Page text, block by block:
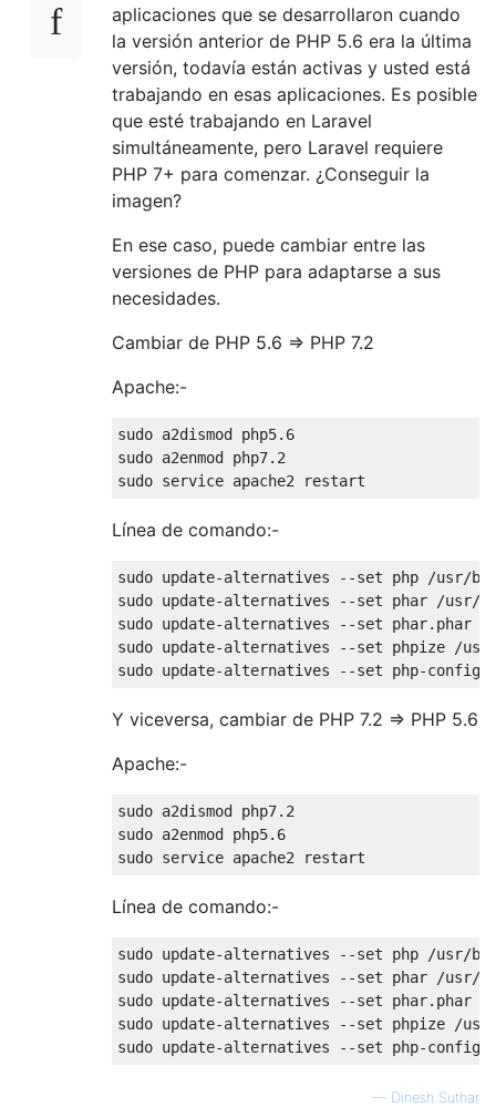
aplicaciones que se desarrollaron cuando
la versión anterior de PHP 5.6 era la última
versión, todavía están activas y usted está
trabajando en esas aplicaciones. Es posible
que esté trabajando en Laravel
simultáneamente, pero Laravel requiere
PHP 7+ para comenzar. ¿Conseguir la
imagen?
En ese caso, puede cambiar entre las
versiones de PHP para adaptarse a sus
necesidades.
Cambiar de PHP 5.6 => PHP 7.2
Apache:-
sudo a2dismod php5.6
sudo a2enmod php7.2
Línea de comando:-
sudo update-alternatives --set php /usr/
sudo update-alternatives --set phar /usr/
sudo update-alternatives --set phar.phar /
sudo update-alternatives --set phpize /
sudo update-alternatives --set php-config
Y viceversa, cambiar de PHP 7.2 => PHP 5.6
Apache:-
sudo a2dismod php7.2
sudo a2enmod php5.6
Línea de comando:-
sudo update-alternatives --set php /usr/
sudo update-alternatives --set phar /usr/
sudo update-alternatives --set phar.phar /
sudo update-alternatives --set phpize /
sudo update-alternatives --set php-config
— Dinesh Suthar